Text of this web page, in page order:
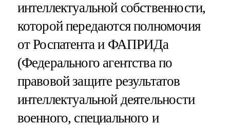
интеллектуальной собственности,
которой передаются полномочия
от Роспатента и ФАПРИДа
(Федерального агентства по
правовой защите результатов
интеллектуальной деятельности
военного, специального и